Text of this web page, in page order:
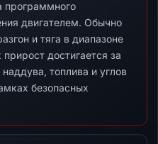
программного
двигателем. Обычно
и тяга в диапазоне
достигается за
топлива и углов
безопасных